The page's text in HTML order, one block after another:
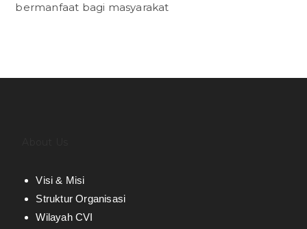
bermanfaat bagi masyarakat
Visi & Misi
Struktur Organisasi
Wilayah CVI